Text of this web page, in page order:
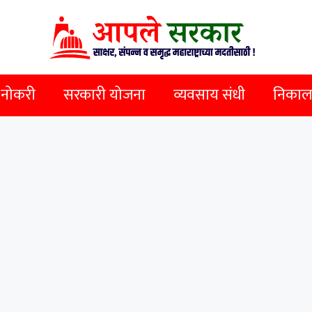
सरकारी योजना व्यवसाय संधी